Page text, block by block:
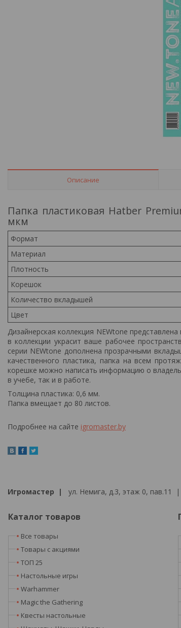
Описание
Папка пластиковая Hatber
мкм
Формат
Материал
Плотность
Корешок
Количество вкладышей
Цвет
Дизайнерская коллекция NEWtone
в коллекции украсит ваше рабочее
серии NEWtone дополнена прозрачными
качественного пластика, папка на всем
корешке можно написать информацию о
в учебе, так и в работе.
Толщина пластика: 0,6 мм.
Папка вмещает до 80 листов.
Подробнее на сайте igromaster.by
Игромастер | ул. Немига, д.3, этаж 0, пав.11
Каталог товаров
Все товары
Товары с акциями
ТОП 25
Настольные игры
Warhammer
Magic the Gathering
Квесты настольные